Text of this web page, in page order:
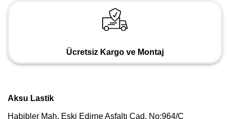
Ücretsiz Kargo ve Montaj
Aksu Lastik
Habibler Mah. Eski Edirne Asfaltı Cad. No:964/C